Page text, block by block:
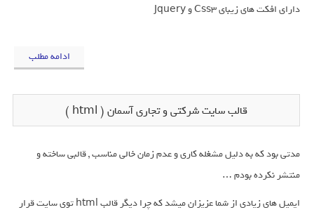
دارای افکت های زیبای Css3 و Jquery
ادامه مطلب
قالب سایت شرکتی و تجاری آسمان ( html )
مدتی بود که به دلیل مشغله کاری و عدم زمان خالی مناسب , قالبی ساخته و
منتشر نکرده بودم …
ایمیل های زیادی از شما عزیزان میشد که چرا دیگر قالب html توی سایت قرار